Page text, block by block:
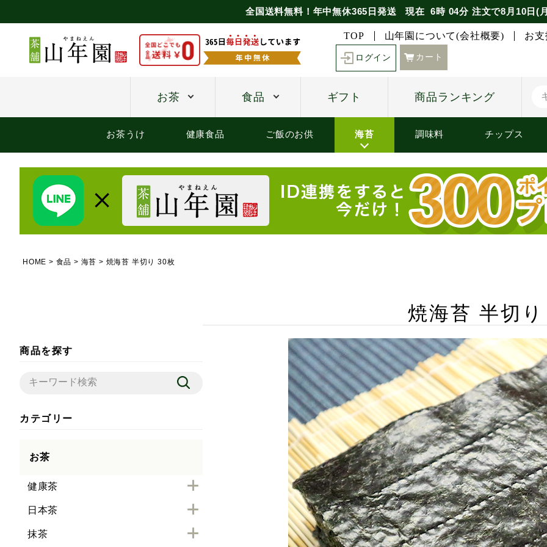
全国送料無料！年中無休365日発送 現在 6時 04分 注文で8月10日(
TOP 山年園について(会社概要) お
ログイン カート
お茶 食品 ギフト 商品ランキング
お茶うけ 健康食品 ご飯のお供 海苔 調味料 チップス
HOME 食品 海苔 焼海苔 半切り 30枚
商品を探す
カテゴリー
お茶
健康茶
日本茶
抹茶
焼海苔 半切